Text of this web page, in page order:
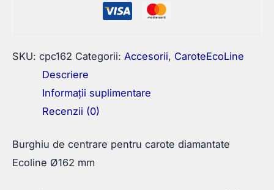
SKU: cpc162 Categorii: Accesorii, CaroteEcoLine
Descriere
Informații suplimentare
Recenzii (0)
Burghiu de centrare pentru carote diamantate
Ecoline Ø162 mm